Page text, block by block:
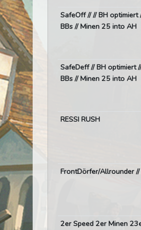
SafeOff // // BH
BBs // Minen 25 into AH
SafeDeff // BH optimiert
BBs // Minen 25 into AH
RESSI RUSH
FrontDörfer/Allrounder
2er Speed 2er Minen